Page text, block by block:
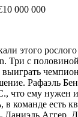
000 000
этого
Три с
Рафаэль
что ему нужен
в команде есть